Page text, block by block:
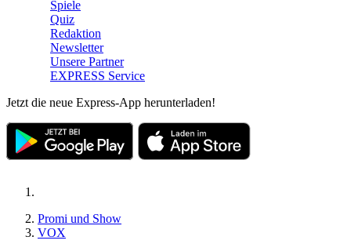
Spiele
Quiz
Redaktion
Newsletter
Unsere Partner
EXPRESS Service
Jetzt die neue Express-App herunterladen!
Promi und Show
VOX